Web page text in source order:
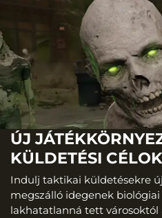
ÚJ
KÜLDETÉSI CÉLOK
Indulj taktikai küldetésekre
megszálló idegenek
lakhatatlanná tett